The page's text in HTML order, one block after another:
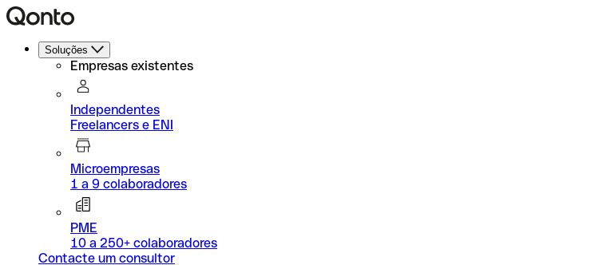
Soluções
Empresas existentes
Independentes
Freelancers e ENI
Microempresas
1 a 9 colaboradores
PME
10 a 250+ colaboradores
Contacte um consultor